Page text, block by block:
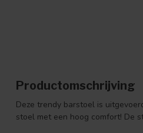
Productomschrijving
Deze trendy barstoel is
stoel met een hoog comfort! De